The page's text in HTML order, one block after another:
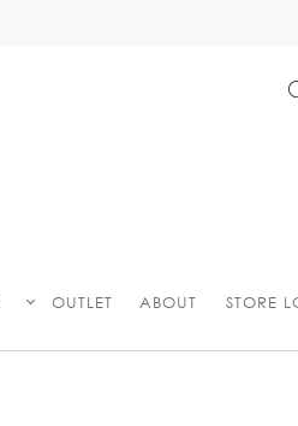
OUTLET ABOUT STORE